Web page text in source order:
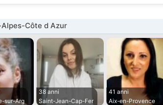
💕
Côte d Azur
sur-Arg
38 anni
Saint-Jean-Cap-Fer
41 anni
Aix-en-Provence